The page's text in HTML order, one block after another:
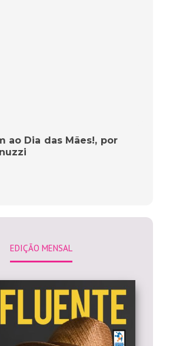
ao Dia das Mães!, por
EDIÇÃO MENSAL